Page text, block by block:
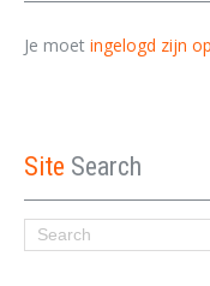
Je moet ingelogd zijn op
Site Search